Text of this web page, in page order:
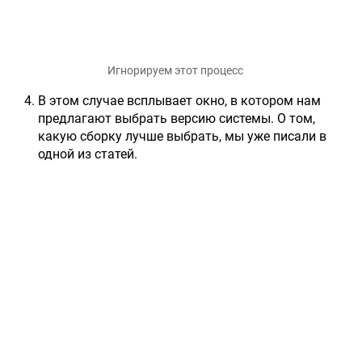
Игнорируем этот процесс
В этом случае всплывает окно, в котором нам
предлагают выбрать версию системы. О том,
какую сборку лучше выбрать, мы уже писали в
одной из статей.